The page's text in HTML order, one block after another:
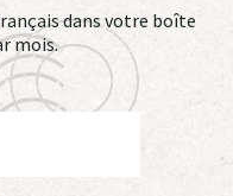
dans votre boîte
mois.